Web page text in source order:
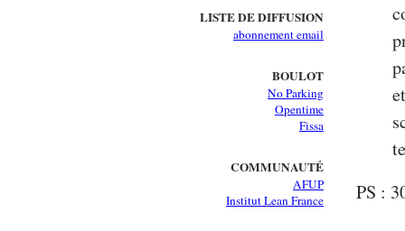
LISTE DE DIFFUSION
abonnement email
BOULOT
No Parking
Opentime
Fissa
COMMUNAUTÉ
AFUP
Institut Lean France
PS :